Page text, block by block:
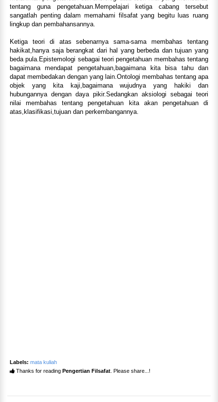
tentang guna pengetahuan.Mempelajari ketiga cabang tersebut
sangatlah penting dalam memahami filsafat yang begitu luas ruang
lingkup dan pembahansannya.
Ketiga teori di atas sebenarnya sama-sama membahas tentang
hakikat,hanya saja berangkat dari hal yang berbeda dan tujuan yang
beda pula.Epistemologi sebagai teori pengetahuan membahas tentang
bagaimana mendapat pengetahuan,bagaimana kita bisa tahu dan
dapat membedakan dengan yang lain.Ontologi membahas tentang apa
objek yang kita kaji,bagaimana wujudnya yang hakiki dan
hubungannya dengan daya pikir.Sedangkan aksiologi sebagai teori
nilai membahas tentang pengetahuan kita akan pengetahuan di
atas,klasifikasi,tujuan dan perkembangannya.
Labels: mata kuliah
Thanks for reading Pengertian Filsafat . Please share...!